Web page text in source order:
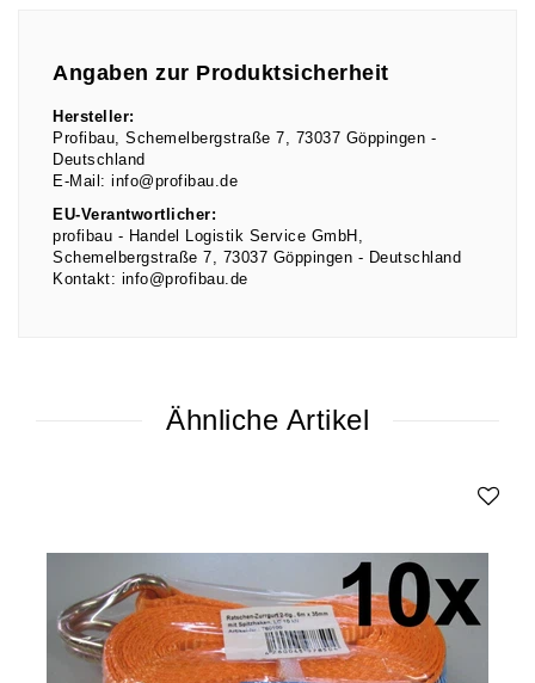
Angaben zur Produktsicherheit
Hersteller:
Profibau
Schemelbergstraße 7 73037 Göppingen
Deutschland
E-Mail: info@profibau.de
EU-Verantwortlicher:
profibau - Handel Logistik Service GmbH
Schemelbergstraße 7 73037 Göppingen
Deutschland
Kontakt: info@profibau.de
Ähnliche Artikel